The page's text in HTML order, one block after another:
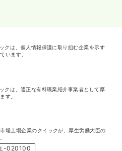
クは、個人情報保護に取り組む企業を示す
います。
クは、適正な有料職業紹介事業者として厚
す。
場上場企業のクイックが、厚生労働大臣の
-020100